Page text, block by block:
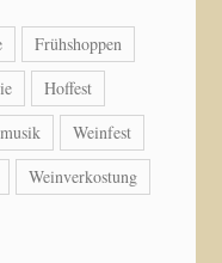
Frühshoppen
Hoffest
Weinfest
Weinverkostung